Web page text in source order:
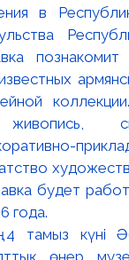
в
познакомит
живопись,
будет
года.